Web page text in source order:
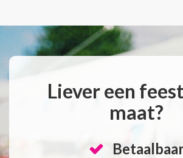
Liever een
maat?